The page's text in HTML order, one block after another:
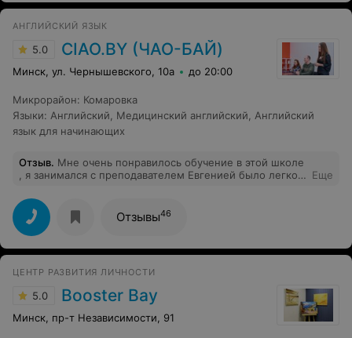
АНГЛИЙСКИЙ ЯЗЫК
5.0 CIAO.BY (ЧАО-БАЙ)
Минск, ул. Чернышевского, 10а до 20:00
Микрорайон: Комаровка
Языки: Английский Медицинский английский
Английский
язык для начинающих
Отзыв. Мне очень понравилось обучение в этой школе
, я занимался с преподавателем Евгенией было легко
преимущество хватает времени на всех учеников и это
школа помогла начать говорить не стесняясь .
Спасибо.
Еще
Отзывы46
ЦЕНТР РАЗВИТИЯ ЛИЧНОСТИ
5.0 Booster Bay
Минск, пр-т Независимости, 91